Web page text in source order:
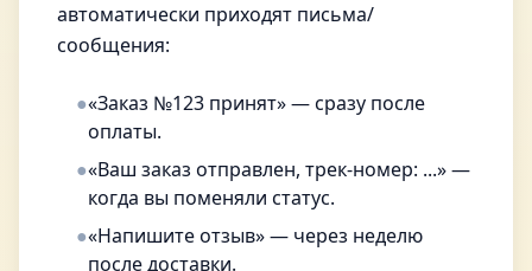
автоматически приходят письма/
сообщения:
●«Заказ №123 принят» — сразу после
оплаты.
●«Ваш заказ отправлен, трек-номер: ...» —
когда вы поменяли статус.
●«Напишите отзыв» — через неделю
после доставки.